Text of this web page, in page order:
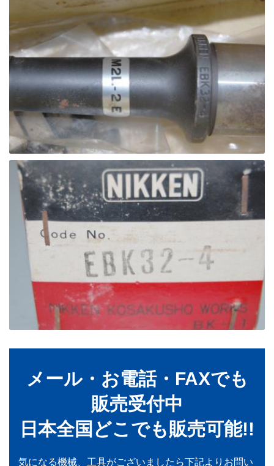
メール・お電話・FAXでも
販売受付中
日本全国どこでも販売可能!!
気になる機械、工具がございましたら下記よりお問い